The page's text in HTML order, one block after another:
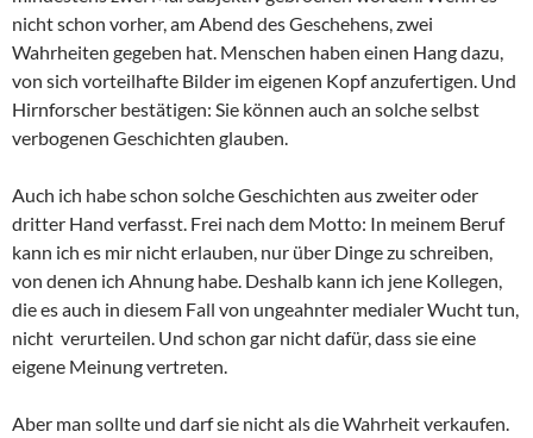
nicht schon vorher, am Abend des Geschehens, zwei
Wahrheiten gegeben hat. Menschen haben einen Hang dazu,
von sich vorteilhafte Bilder im eigenen Kopf anzufertigen. Und
Hirnforscher bestätigen: Sie können auch an solche selbst
verbogenen Geschichten glauben.
Auch ich habe schon solche Geschichten aus zweiter oder
dritter Hand verfasst. Frei nach dem Motto: In meinem Beruf
kann ich es mir nicht erlauben, nur über Dinge zu schreiben,
von denen ich Ahnung habe. Deshalb kann ich jene Kollegen,
die es auch in diesem Fall von ungeahnter medialer Wucht tun,
nicht verurteilen. Und schon gar nicht dafür, dass sie eine
eigene Meinung vertreten.
Aber man sollte und darf sie nicht als die Wahrheit verkaufen.